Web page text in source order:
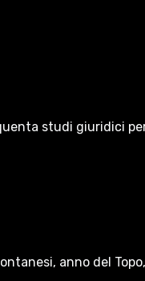
studi giuridici
anno del